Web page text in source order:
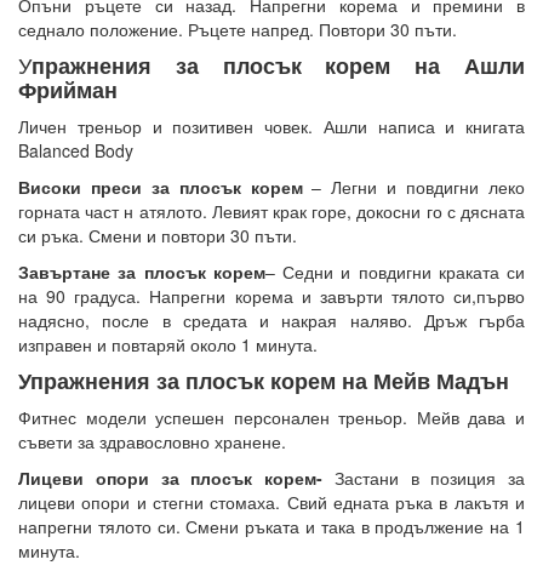
седнало положение. Ръцете напред. Повтори 30 пъти.
Упражнения за плосък корем на Ашли
Фрийман
Личен треньор и позитивен човек. Ашли написа и книгата
Balanced Body
Високи преси за плосък корем– Легни и повдигни леко
горната част н атялото. Левият крак горе, докосни го с дясната
си ръка. Смени и повтори 30 пъти.
Завъртане за плосък корем– Седни и повдигни краката си
на 90 градуса. Напрегни корема и завърти тялото си,първо
надясно, после в средата и накрая наляво. Дръж гърба
изправен и повтаряй около 1 минута.
Упражнения за плосък корем на Мейв Мадън
Фитнес модели успешен персонален треньор. Мейв дава и
съвети за здравословно хранене.
Лицеви опори за плосък корем- Застани в позиция за
лицеви опори и стегни стомаха. Свий едната ръка в лакътя и
напрегни тялото си. Смени ръката и така в продължение на 1
минута.